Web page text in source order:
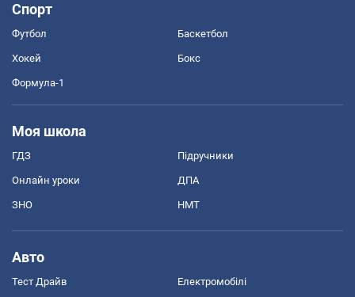
Спорт
Футбол Баскетбол
Хокей Бокс
Формула-1
Моя школа
ГДЗ Підручники
Онлайн уроки ДПА
ЗНО НМТ
Авто
Тест Драйв Електромобілі